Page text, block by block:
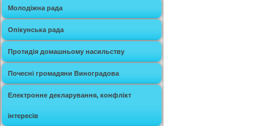
Молодіжна рада
Опікунська рада
Протидія домашньому насильству
Почесні громадяни Виноградова
Електронне декларування, конфлікт
інтересів